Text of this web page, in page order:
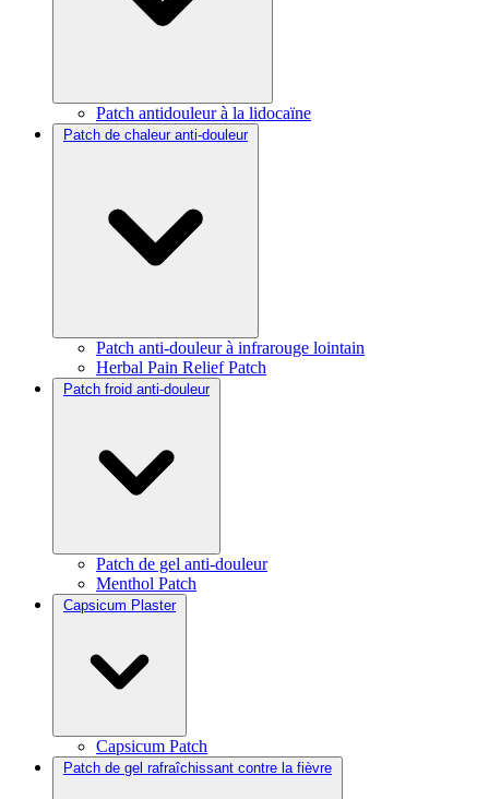
Patch antidouleur à la lidocaïne
Patch de chaleur anti-douleur
Patch anti-douleur à infrarouge lointain
Herbal Pain Relief Patch
Patch froid anti-douleur
Patch de gel anti-douleur
Menthol Patch
Capsicum Plaster
Capsicum Patch
Patch de gel rafraîchissant contre la fièvre